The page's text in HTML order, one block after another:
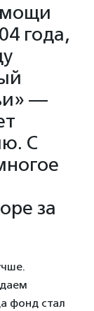
года,
—
С
за
фонд стал